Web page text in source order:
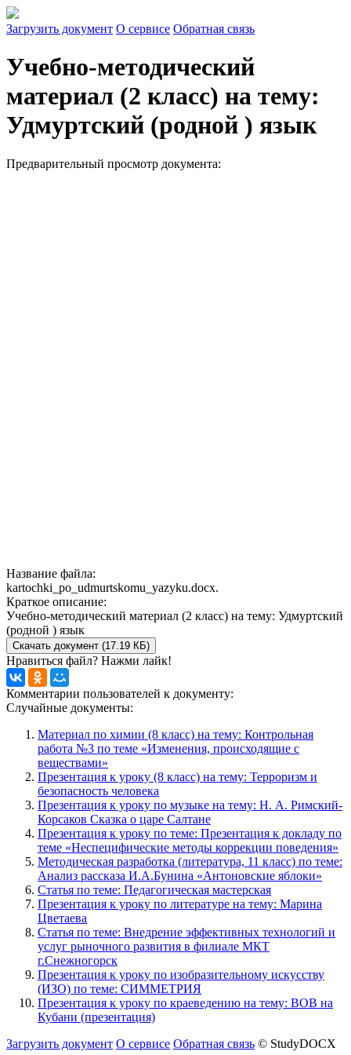
Загрузить документ О сервисе Обратная связь
Учебно-методический
материал (2 класс) на тему:
Удмуртский (родной ) язык
Предварительный просмотр документа:
Название файла:
kartochki_po_udmurtskomu_yazyku.docx.
Краткое описание:
Учебно-методический материал (2 класс) на тему: Удмуртский
(родной ) язык
Скачать документ (17.19 КБ)
Нравиться файл? Нажми лайк!
Комментарии пользователей к документу:
Случайные документы:
Материал по химии (8 класс) на тему: Контрольная
работа №3 по теме «Изменения, происходящие с
веществами»
Презентация к уроку (8 класс) на тему: Терроризм и
безопасность человека
Презентация к уроку по музыке на тему: Н. А. Римский-
Корсаков Сказка о царе Салтане
Презентация к уроку по теме: Презентация к докладу по
теме «Неспецифические методы коррекции поведения»
Методическая разработка (литература, 11 класс) по теме:
Анализ рассказа И.А.Бунина «Антоновские яблоки»
Статья по теме: Педагогическая мастерская
Презентация к уроку по литературе на тему: Марина
Цветаева
Статья по теме: Внедрение эффективных технологий и
услуг рыночного развития в филиале МКТ
г.Снежногорск
Презентация к уроку по изобразительному искусству
(ИЗО) по теме: СИММЕТРИЯ
Презентация к уроку по краеведению на тему: ВОВ на
Кубани (презентация)
Загрузить документ О сервисе Обратная связь © StudyDOCX